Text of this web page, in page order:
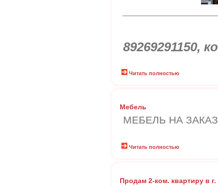
89269291150,
Читать полностью
Мебель
МЕБЕЛЬ НА
Читать полностью
Продам 2-ком. квартиру в